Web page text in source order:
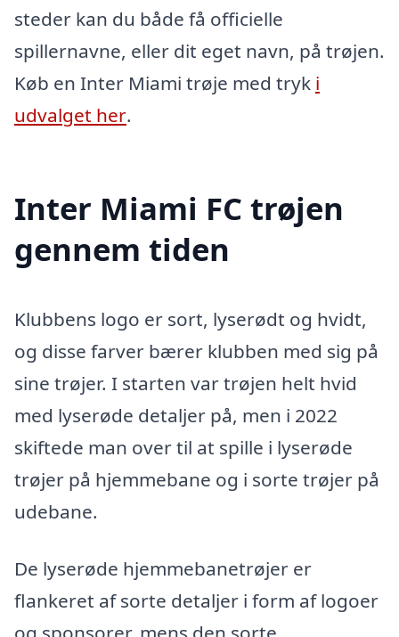
steder kan du både få officielle
spillernavne, eller dit eget navn, på trøjen.
Køb en Inter Miami trøje med tryk i
udvalget her.
Inter Miami FC trøjen
gennem tiden
Klubbens logo er sort, lyserødt og hvidt,
og disse farver bærer klubben med sig på
sine trøjer. I starten var trøjen helt hvid
med lyserøde detaljer på, men i 2022
skiftede man over til at spille i lyserøde
trøjer på hjemmebane og i sorte trøjer på
udebane.
De lyserøde hjemmebanetrøjer er
flankeret af sorte detaljer i form af logoer